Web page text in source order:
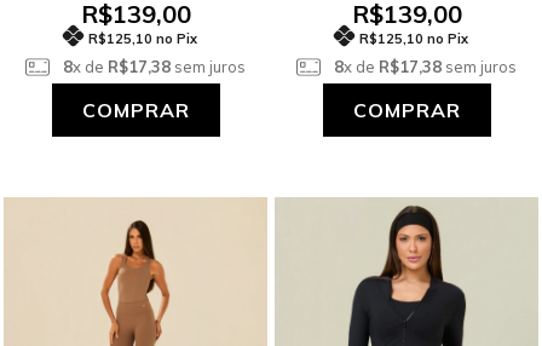
R$139,00
R$125,10 no Pix
8x de R$17,38sem juros
COMPRAR
R$139,00
R$125,10 no Pix
8x de R$17,38sem juros
COMPRAR